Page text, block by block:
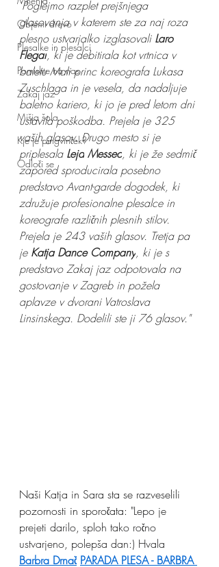
Objemi drevo
Plesalke in plesalci
Pomislite na nas
Zakaj jaz
Mišja šola
Kje je pingvinček?
Odloči se
"Poglejmo razplet prejšnjega
glasovanja v katerem ste za naj roza
plesno ustvarjalko izglasovali Laro
Flegar, ki je debitirala kot vrtnica v
baletu Mali princ koreografa Lukasa
Zuschlaga in je vesela, da nadaljuje
baletno kariero, ki jo je pred letom dni
ustavila poškodba. Prejela je 325
vaših glasov. Drugo mesto si je
priplesala Leja Messec, ki je že sedmič
zapored sproducirala posebno
predstavo Avant-garde dogodek, ki
združuje profesionalne plesalce in
koreografe različnih plesnih stilov.
Prejela je 243 vaših glasov. Tretja pa
je Katja Dance Company, ki je s
predstavo Zakaj jaz odpotovala na
gostovanje v Zagreb in požela
aplavze v dvorani Vatroslava
Linsinskega. Dodelili ste ji 76 glasov."
Naši Katja in Sara sta se razveselili
pozornosti in sporočata: "Lepo je
prejeti darilo, sploh tako ročno
ustvarjeno, polepša dan:) Hvala
Barbra Drnač PARADA PLESA - BARBRA